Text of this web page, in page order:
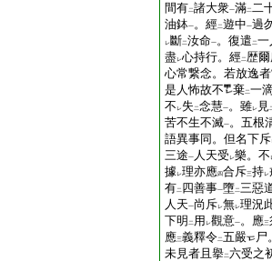
間有二諸大衆一滿二二
油鉢一。經二遊中一過
レ斷二汝命一。復遣 二一
盡レ心持行。經二歴
心常繋念。若放逸
是人怖故不
棄二一
不 レ失 二念慧一。雖レ 見
苦不生不滅一。五根
語異事同。但名下斥
三途一 人天受 レ樂。不
據レ理亦應四合斥三持レ
有二 四善事一墮二三惡
人天一尚斥レ無レ理況
下明 二 用 レ觀意一。應三
應三義釋令二五嚴
尸
未見者且擧二六受之